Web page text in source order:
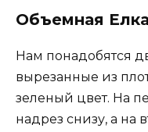
Объемная
Нам понадобятся
вырезанные из
зеленый цвет. На
надрез снизу, а на